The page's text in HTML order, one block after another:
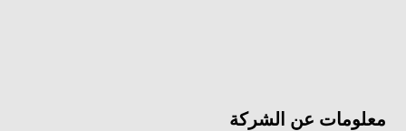
معلومات عن الشركة